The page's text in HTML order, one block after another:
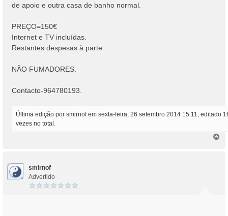
de apoio e outra casa de banho normal.
PREÇO=150€
Internet e TV incluídas.
Restantes despesas à parte.
NÃO FUMADORES.
Contacto-964780193.
Última edição por smirnofem sexta-feira, 26 setembro 2014 15:11, editado
vezes no total.
smirnof
Advertido